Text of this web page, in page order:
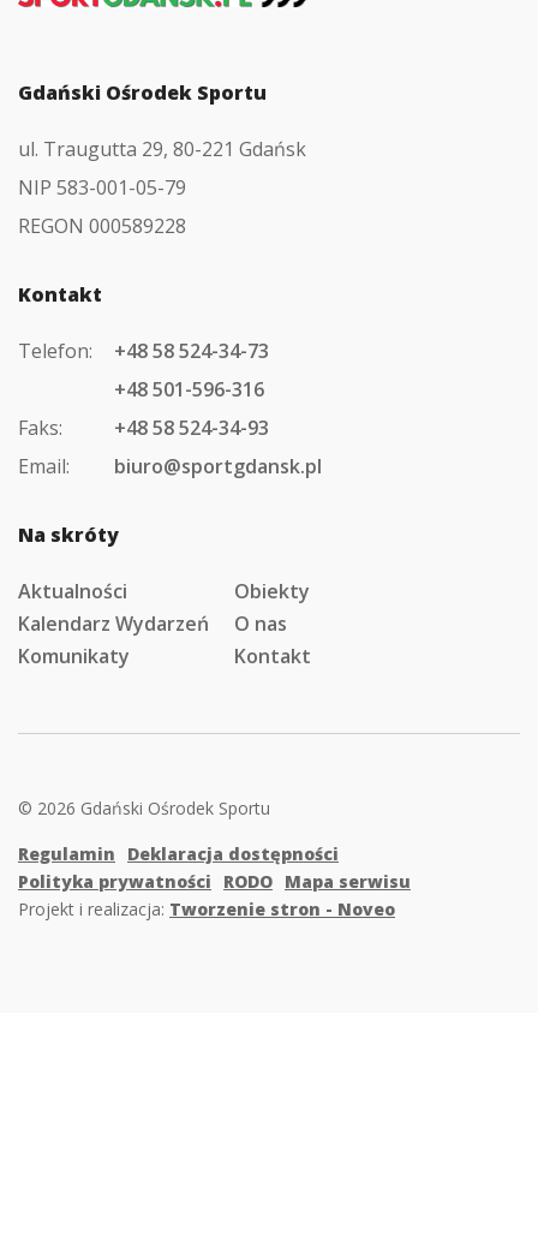
głównej
Gdański Ośrodek Sportu
ul. Traugutta 29, 80-221 Gdańsk
NIP 583-001-05-79
REGON 000589228
Kontakt
Telefon:
+48 58 524-34-73
+48 501-596-316
Faks:
+48 58 524-34-93
Email:
biuro@sportgdansk.pl
Na skróty
Aktualności
Obiekty
Kalendarz Wydarzeń
O nas
Komunikaty
Kontakt
© 2026 Gdański Ośrodek Sportu
Regulamin
Deklaracja dostępności
Polityka prywatności
RODO Mapa serwisu
Projekt i realizacja: Tworzenie stron - Noveo